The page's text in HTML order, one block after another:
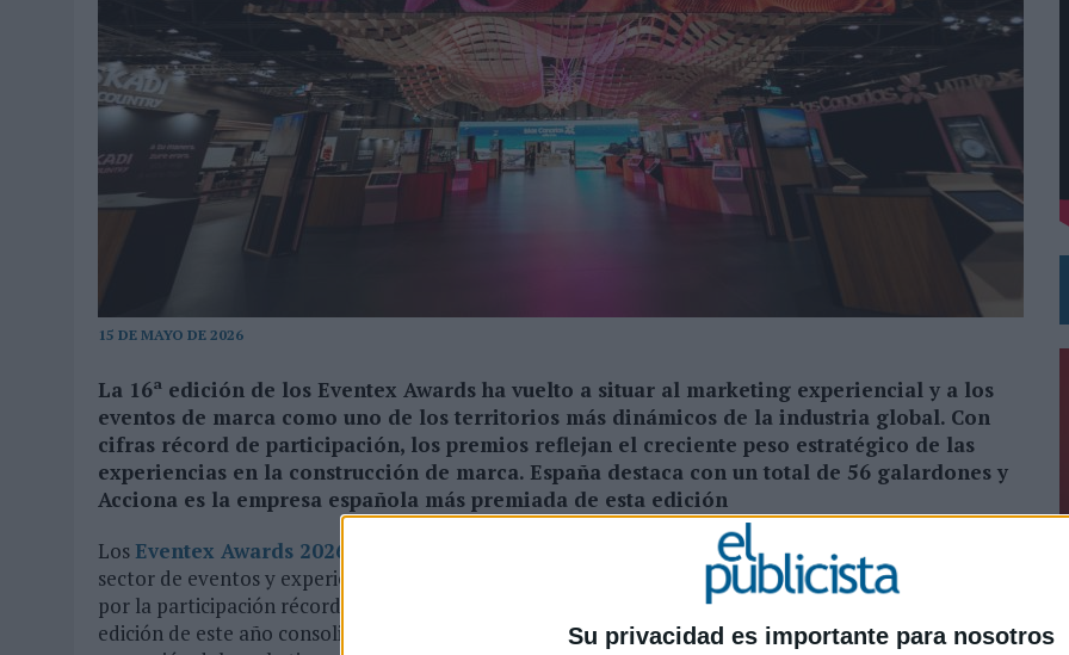
Su privacidad es importante para nosotros
05/08/2026
LUIS ARQUILLOS (BURGO DE ARIAS): “LA CONSTRUCCIÓN DE MARCA A LARGO PLAZO Y LA MEDICIÓN SON DOS CARAS DE LA MISMA
MONEDA”
04/08/2026
‘EL PARAÍSO MÁS CERCA’, DE 22GRADOS PARA LOPESAN HOTELS & RESORTS
04/08/2026
‘LA ÚNICA CERVEZA DEL MUNDO QUE SE DISFRUTA DOS VECES’, DE INUSUALY PARA CERVEZA CAPAZ
| EL MÁLAGA CF CULMINA SU TRILOGÍA DE MARCA CON UNA CAMPAÑA QUE CELEBRA SU REGRESO A PRIMERA DIVISIÓN
15 DE MAYO DE 2026
La 16ª edición de los Eventex Awards ha vuelto a situar al marketing experiencial y a los
eventos de marca como uno de los territorios más dinámicos de la industria global. Con
cifras récord de participación, los premios reflejan el creciente peso estratégico de las
experiencias en la construcción de marca. España destaca con un total de 56 galardones y
Acciona es la empresa española más premiada de esta edición
Los Eventex Awards 2026
, considerados entre los principales reconocimientos internacionales del
sector de eventos y experiential marketing, han anunciado a sus ganadores en una edición marcada
por la participación récord de 1.405 candidaturas procedentes de 58 países y seis continentes. La
edición de este año consolida la dimensión global del certamen, fundado en 2009, y evidencia la